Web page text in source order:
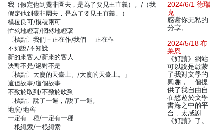
我（假定他到覺非園去，是為了要見王直義）。/（我
假定他到覺非園去，是為了要見王直義。）
模稜良可/模稜兩可
忙然地瞪著/惘然地瞪著
〔標點〕我們－正在作/我們──正在作
不如說/不知說
新的來客人/新來的客人
決對不是/絕對不是
〔標點〕大廈的天臺上。/大廈的天臺上。」
這但故事/這個故事
不致於取到/不致於吹到
〔標點〕說了一遍，/說了一遍。
地窯/地窖
一定有｜種/一定有一種
｜根繩索/一根繩索
2024/6/1 德瑞
克
感谢你无私的
分享。
2024/5/18 布
莱恩
《好讀》網站
可以說是啟蒙
了我對文學的
興趣，一個提
供了我自由自
在悠遊於文學
書海之中的平
台，太感謝
《好讀》了。